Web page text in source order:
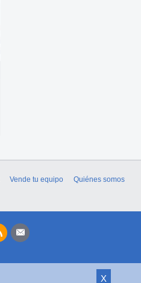
X
Vende tu equipo
Quiénes somos